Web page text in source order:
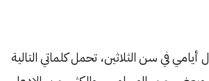
في سن الثلاثين، تحمل كلماتي التالية